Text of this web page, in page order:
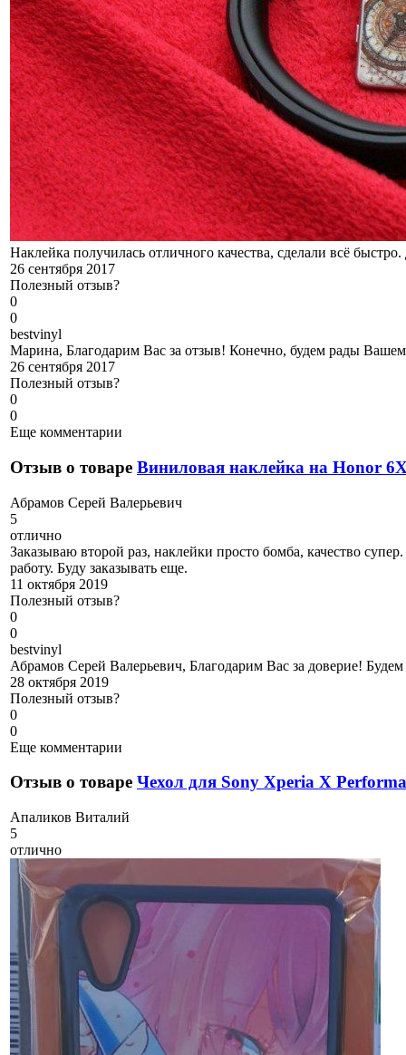
Наклейка получилась отличного качества, сделали всё
26 сентября 2017
Полезный отзыв?
0
0
bestvinyl
Марина, Благодарим Вас за отзыв! Конечно, будем рады
26 сентября 2017
Полезный отзыв?
0
0
Еще комментарии
Отзыв о товаре Виниловая наклейка на Honor
Абрамов Серей Валерьевич
5
отлично
Заказываю второй раз, наклейки просто бомба, качество
работу. Буду заказывать еще.
11 октября 2019
Полезный отзыв?
0
0
bestvinyl
Абрамов Серей Валерьевич, Благодарим Вас за доверие!
28 октября 2019
Полезный отзыв?
0
0
Еще комментарии
Отзыв о товаре Чехол для Sony Xperia X
Апаликов Виталий
5
отлично